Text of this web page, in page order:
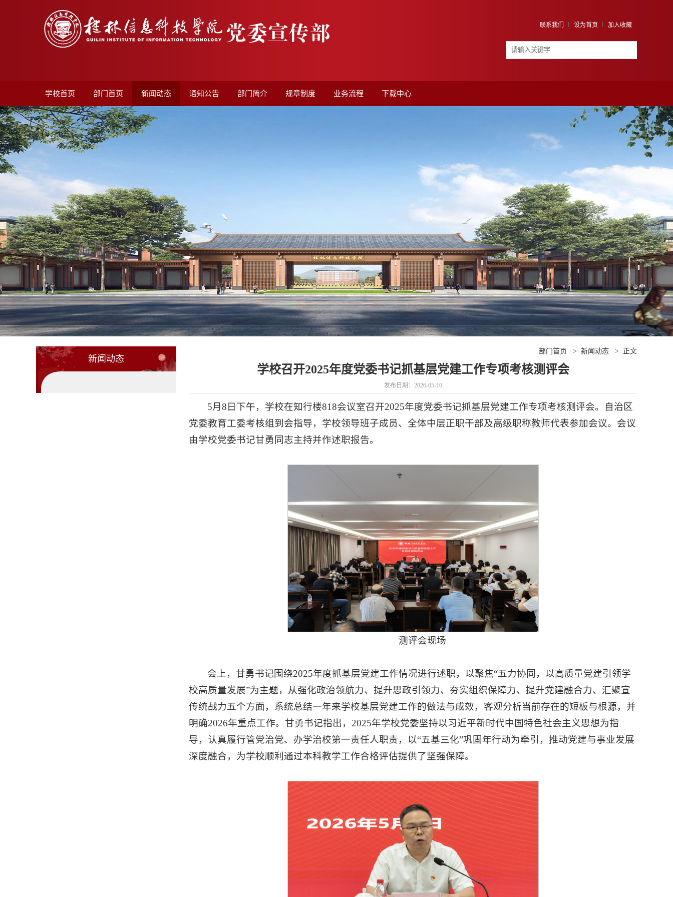
联系我们 设为首页 加入收藏
学校首页 部门首页 新闻动态 通知公告 部门简介 规章制度 业务流程 下载中心
新闻动态
部门首页 > 新闻动态 > 正文
学校召开2025年度党委书记抓基层党建工作专项考核测评会
发布日期：2026-05-10
5月8日下午，学校在知行楼818会议室召开2025年度党委书记抓基层党建工作专项考核测评会。自治区
党委教育工委考核组到会指导，学校领导班子成员、全体中层正职干部及高级职称教师代表参加会议。会议
由学校党委书记甘勇同志主持并作述职报告。
测评会现场
会上，甘勇书记围绕2025年度抓基层党建工作情况进行述职，以聚焦“五力协同，以高质量党建引领学
校高质量发展”为主题，从强化政治领航力、提升思政引领力、夯实组织保障力、提升党建融合力、汇聚宣
传统战力五个方面，系统总结一年来学校基层党建工作的做法与成效，客观分析当前存在的短板与根源，并
明确2026年重点工作。甘勇书记指出，2025年学校党委坚持以习近平新时代中国特色社会主义思想为指
导，认真履行管党治党、办学治校第一责任人职责，以“五基三化”巩固年行动为牵引，推动党建与事业发展
深度融合，为学校顺利通过本科教学工作合格评估提供了坚强保障。